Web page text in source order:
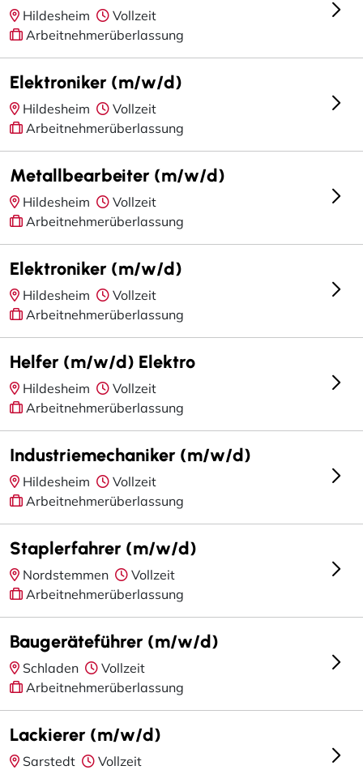
Hildesheim
Vollzeit
Arbeitnehmerüberlassung
Elektroniker (m/w/d)
Hildesheim
Vollzeit
Arbeitnehmerüberlassung
Metallbearbeiter (m/w/d)
Hildesheim
Vollzeit
Arbeitnehmerüberlassung
Elektroniker (m/w/d)
Hildesheim
Vollzeit
Arbeitnehmerüberlassung
Helfer (m/w/d) Elektro
Hildesheim
Vollzeit
Arbeitnehmerüberlassung
Industriemechaniker (m/w/d)
Hildesheim
Vollzeit
Arbeitnehmerüberlassung
Staplerfahrer (m/w/d)
Nordstemmen
Vollzeit
Arbeitnehmerüberlassung
Baugeräteführer (m/w/d)
Schladen
Vollzeit
Arbeitnehmerüberlassung
Lackierer (m/w/d)
Sarstedt
Vollzeit